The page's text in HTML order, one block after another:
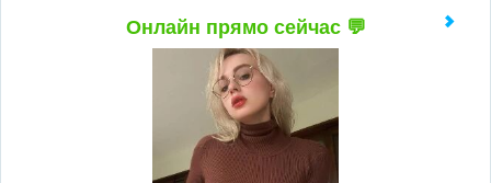
Онлайн прямо сейчас 💬